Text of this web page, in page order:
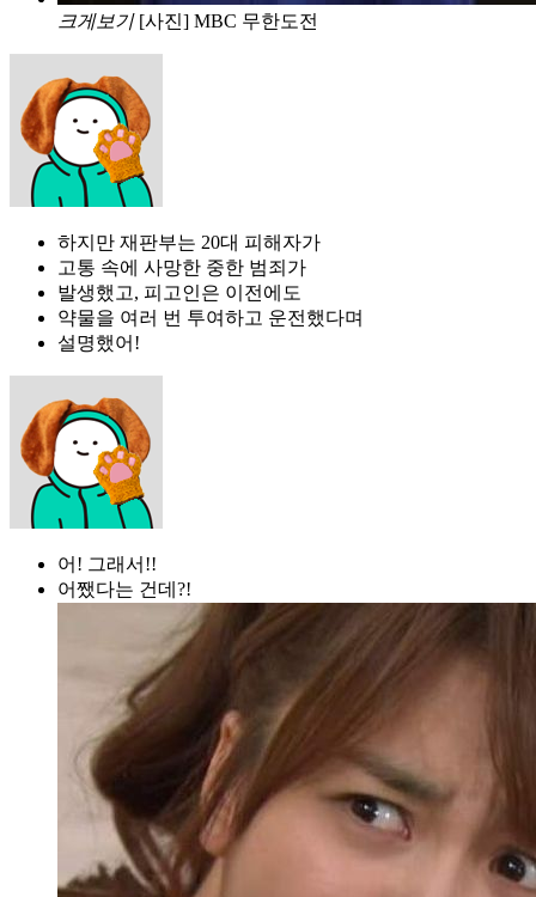
크게보기 [사진] MBC 무한도전
하지만 재판부는 20대 피해자가
고통 속에 사망한 중한 범죄가
발생했고, 피고인은 이전에도
약물을 여러 번 투여하고 운전했다며
설명했어!
어! 그래서!!
어쨌다는 건데?!